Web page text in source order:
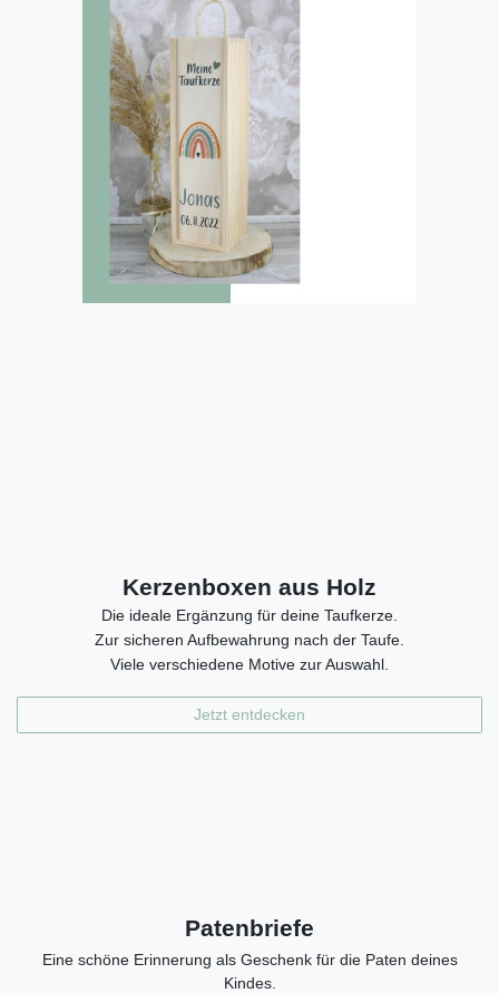
Kerzenboxen aus Holz
Die ideale Ergänzung für deine Taufkerze.
Zur sicheren Aufbewahrung nach der Taufe.
Viele verschiedene Motive zur Auswahl.
Jetzt entdecken
Patenbriefe
Eine schöne Erinnerung als Geschenk für die Paten deines
Kindes.